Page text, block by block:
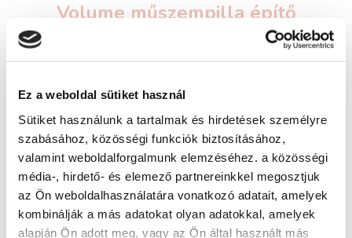
Ez a weboldal sütiket használ
Sütiket használunk a tartalmak és hirdetések személyre
szabásához, közösségi funkciók biztosításához,
valamint weboldalforgalmunk elemzéséhez. a közösségi
média-, hirdető- és elemező partnereinkkel megosztjuk
az Ön weboldalhasználatára vonatkozó adatait, amelyek
kombinálják a más adatokat olyan adatokkal, amelyek
alapján Ön adott meg, vagy az Ön által használt más
Volume műszempilla építő
Képzés ára:
40 000 Ft
Képzés típusa:
Továbbképzés
Szükséges iskolai végzettség:
nincs